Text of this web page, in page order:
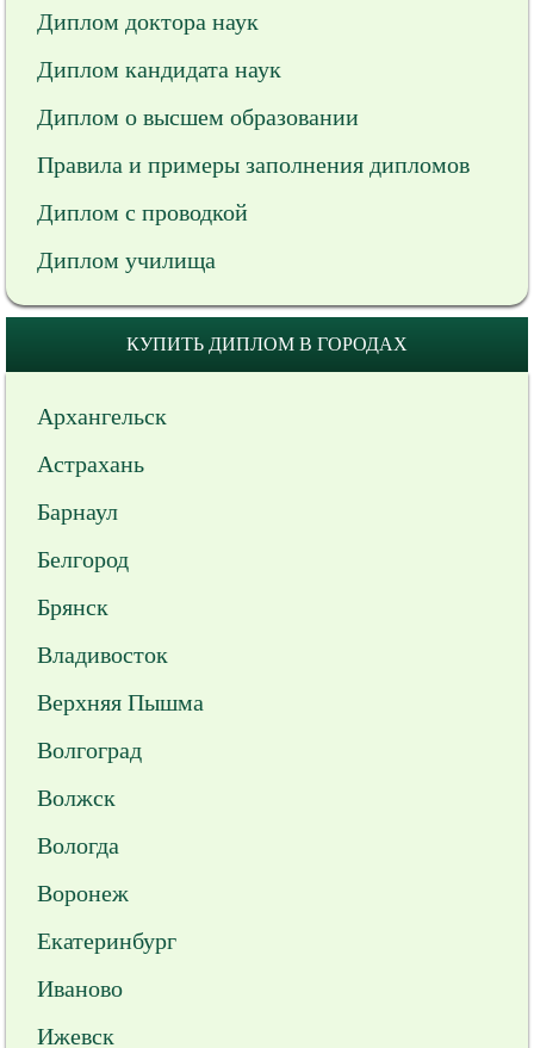
Диплом доктора наук
Диплом кандидата наук
Диплом о высшем образовании
Правила и примеры заполнения дипломов
Диплом с проводкой
Диплом училища
КУПИТЬ ДИПЛОМ В ГОРОДАХ
Архангельск
Астрахань
Барнаул
Белгород
Брянск
Владивосток
Верхняя Пышма
Волгоград
Волжск
Вологда
Воронеж
Екатеринбург
Иваново
Ижевск